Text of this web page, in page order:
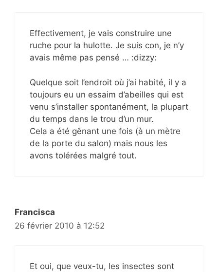
Effectivement, je vais construire une
ruche pour la hulotte. Je suis con, je n’y
avais même pas pensé … :dizzy:
Quelque soit l’endroit où j’ai habité, il y a
toujours eu un essaim d’abeilles qui est
venu s’installer spontanément, la plupart
du temps dans le trou d’un mur.
Cela a été gênant une fois (à un mètre
de la porte du salon) mais nous les
avons tolérées malgré tout.
Francisca
26 février 2010 à 12:52
Et oui, que veux-tu, les insectes sont